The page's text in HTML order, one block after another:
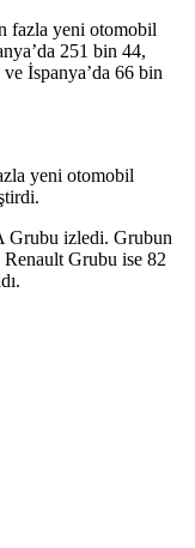
fazla yeni otomobil
251 bin 44,
İspanya’da 66 bin
yeni otomobil
Grubu izledi. Grubun
Renault Grubu ise 82